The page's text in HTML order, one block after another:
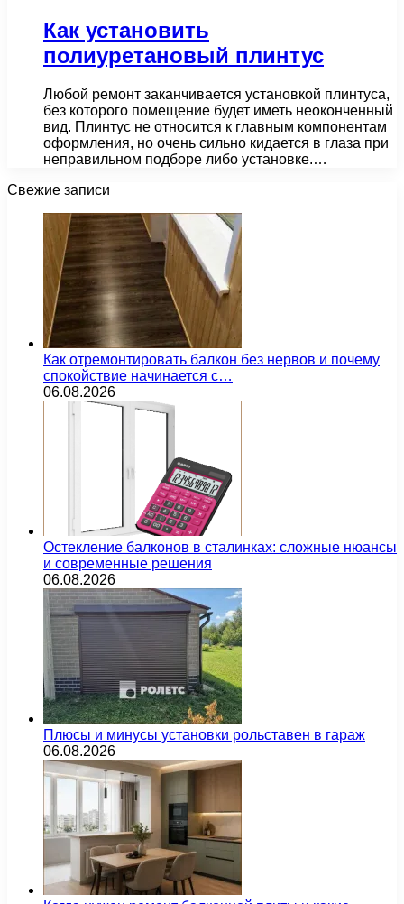
Как установить
полиуретановый плинтус
Любой ремонт заканчивается установкой плинтуса,
без которого помещение будет иметь неоконченный
вид. Плинтус не относится к главным компонентам
оформления, но очень сильно кидается в глаза при
неправильном подборе либо установке.…
Свежие записи
Как отремонтировать балкон без нервов и почему
спокойствие начинается с…
06.08.2026
Остекление балконов в сталинках: сложные нюансы
и современные решения
06.08.2026
Плюсы и минусы установки рольставен в гараж
06.08.2026